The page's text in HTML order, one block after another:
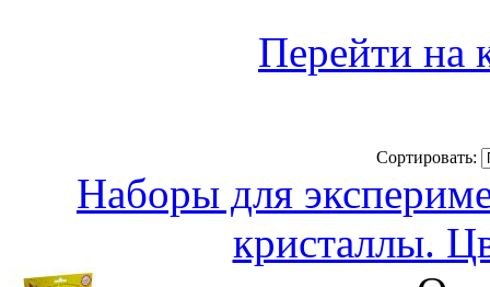
Перейти на
Сортировать:
Наборы для
кристаллы.